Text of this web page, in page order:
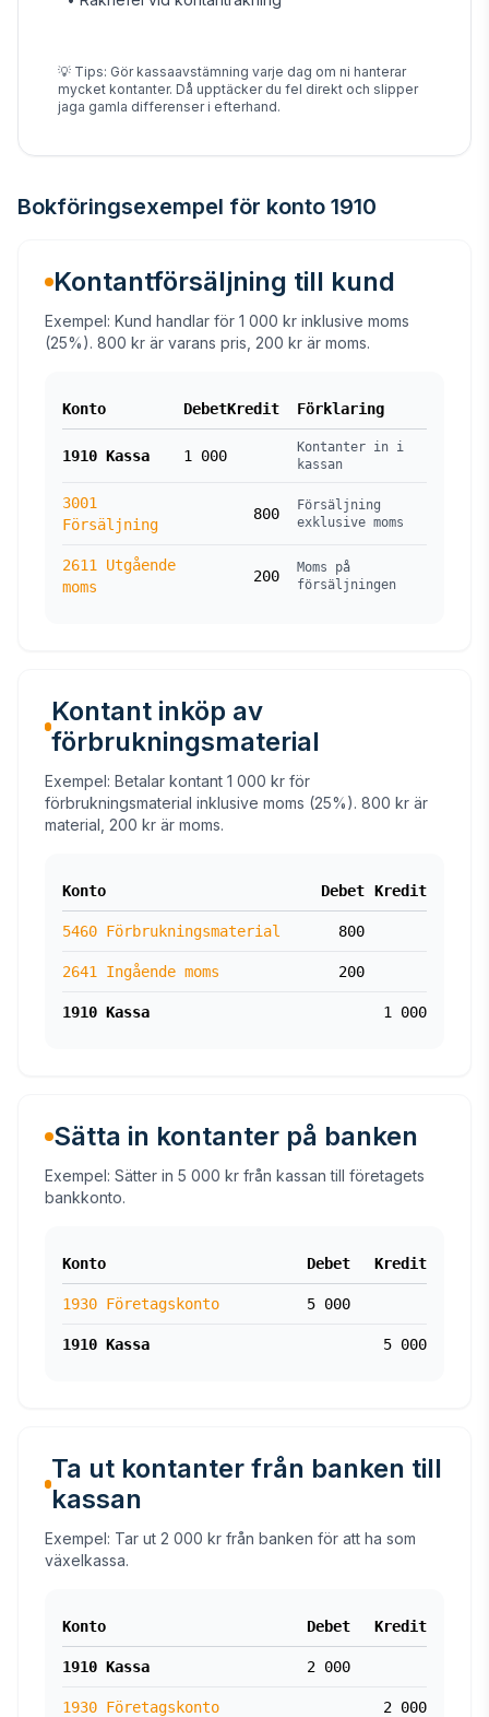
💡 Tips: Gör kassaavstämning varje dag om ni hanterar
mycket kontanter. Då upptäcker du fel direkt och slipper
jaga gamla differenser i efterhand.
Bokföringsexempel för konto 1910
Kontantförsäljning till kund
Exempel: Kund handlar för 1 000 kr inklusive moms
(25%). 800 kr är varans pris, 200 kr är moms.
Konto DebetKredit Förklaring
1910 Kassa 1 000
Kontanter in i
kassan
3001
Försäljning
800
Försäljning
exklusive moms
2611 Utgående
moms
200
Moms på
försäljningen
Kontant inköp av
förbrukningsmaterial
Exempel: Betalar kontant 1 000 kr för
förbrukningsmaterial inklusive moms (25%). 800 kr är
material, 200 kr är moms.
Konto Debet Kredit
5460 Förbrukningsmaterial 800
2641 Ingående moms 200
1910 Kassa 1 000
Sätta in kontanter på banken
Exempel: Sätter in 5 000 kr från kassan till företagets
bankkonto.
Konto Debet Kredit
1930 Företagskonto 5 000
1910 Kassa 5 000
Ta ut kontanter från banken till
kassan
Exempel: Tar ut 2 000 kr från banken för att ha som
växelkassa.
Konto Debet Kredit
1910 Kassa 2 000
1930 Företagskonto 2 000